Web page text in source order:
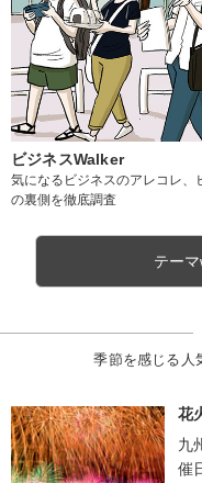
ビジネスWalker
気になるビジネスのアレコレ、
の裏側を徹底調査
テー
季節を感じる人
花
九
催